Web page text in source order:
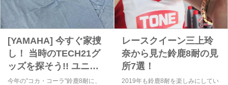
[YAMAHA] 今すぐ家捜
し！ 当時のTECH21グ
ッズを探そう!! ユニー
クなプレゼントキャン
今年の"コカ・コーラ"鈴鹿8耐に、
レースクイーン三上玲
奈から見た鈴鹿8耐の見
所7選！
2019年も鈴鹿8耐を楽しみにしてい